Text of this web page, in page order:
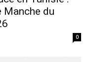
Manche du
0